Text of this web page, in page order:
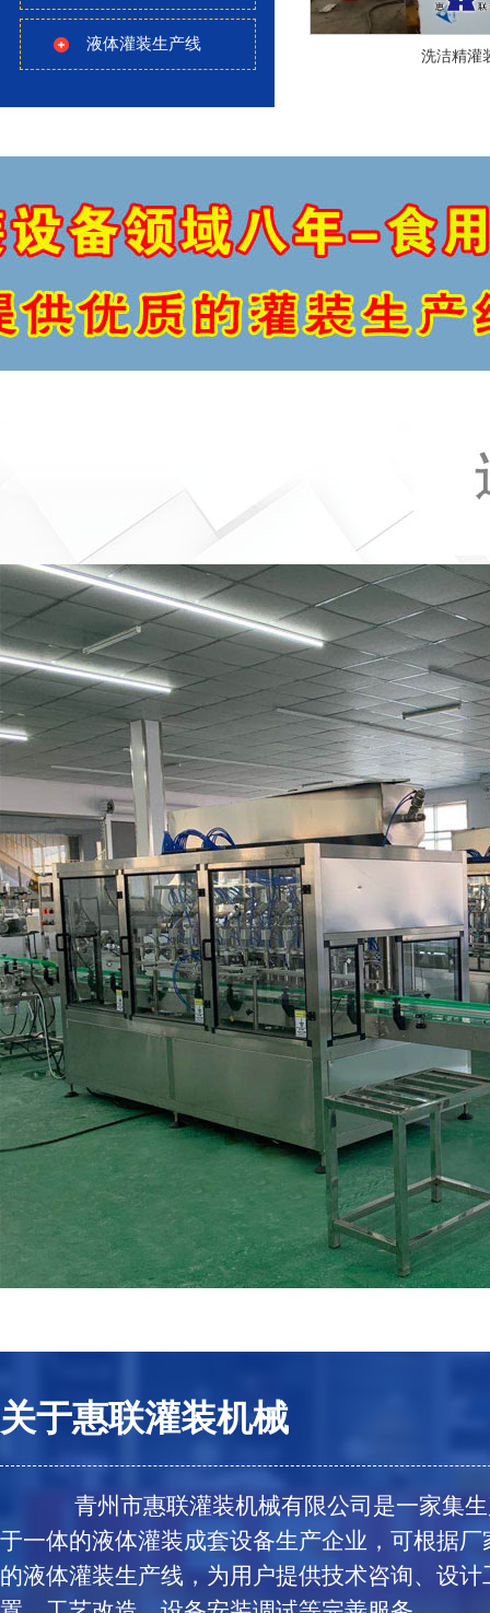
液体灌装生产线
洗洁精灌
关于惠联灌装机械
青州市惠联灌装机械有限公司是一家集生
于一体的液体灌装成套设备生产企业，可根据
的液体灌装生产线，为用户提供技术咨询、设